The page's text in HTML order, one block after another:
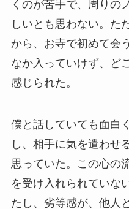
くのが苦手で、周りの
しいとも思わない。た
から、お寺で初めて会
なか入っていけず、ど
感じられた。
僕と話していても面白
し、相手に気を遣わせ
思っていた。この心の
を受け入れられていな
たし、劣等感が、他人